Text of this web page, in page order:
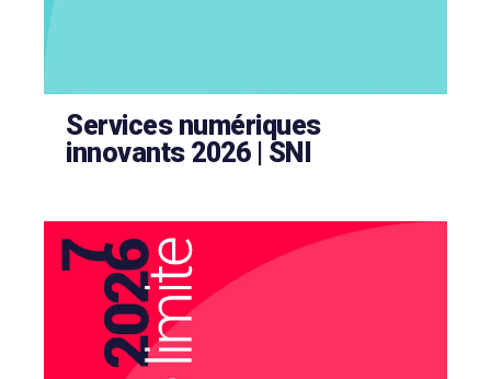
Services numériques
innovants 2026 | SNI